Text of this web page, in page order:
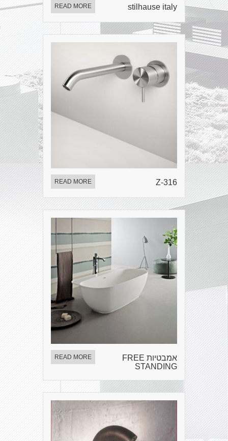
stilhause italy
READ MORE
Z-316
READ MORE
אמבטיות FREE
STANDING
READ MORE